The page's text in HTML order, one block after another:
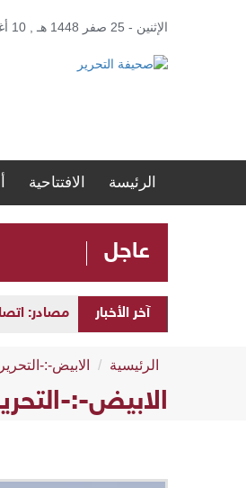
الإثنين - 25 صفر 1448 هـ , 10 أغسطس 2026 م
الرئيسة الافتتاحية
عاجل
آخر الأخبار مصادر:
الرئيسية الابيض-:-التحرير
الابيض-:-